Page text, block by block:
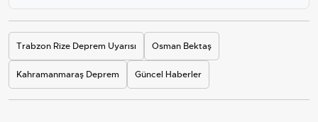
Trabzon Rize Deprem Uyarısı Osman Bektaş
Kahramanmaraş Deprem Güncel Haberler